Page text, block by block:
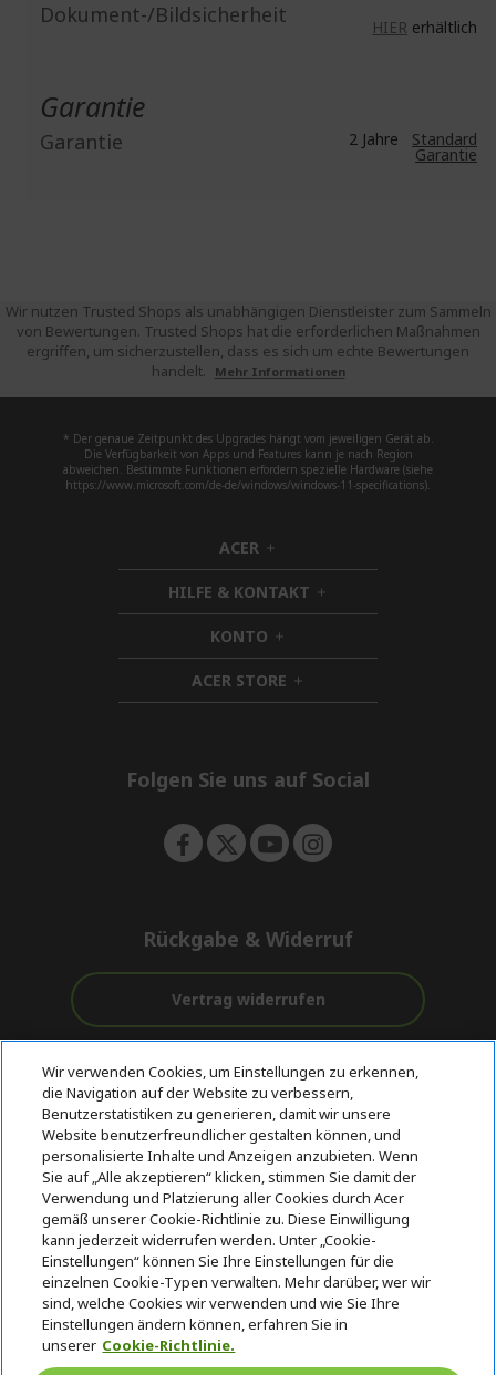
Dokument-/Bildsicherheit HIER erhältlich
Garantie
Garantie 2 Jahre Standard
Garantie
Wir nutzen Trusted Shops als unabhängigen Dienstleister zum Sammeln
von Bewertungen. Trusted Shops hat die erforderlichen Maßnahmen
ergriffen, um sicherzustellen, dass es sich um echte Bewertungen
handelt.
Mehr Informationen
* Der genaue Zeitpunkt des Upgrades hängt vom jeweiligen Gerät ab.
Die Verfügbarkeit von Apps und Features kann je nach Region
abweichen. Bestimmte Funktionen erfordern spezielle Hardware (siehe
https://www.microsoft.com/de-de/windows/windows-11-specifications).
ACER h
i
d
d
e
n
HILFE & KONTAKT h
i
d
n
KONTO h
i
d
d
ACER STORE h
i
e
Folgen Sie uns auf Social
Rückgabe & Widerruf
Vertrag widerrufen
Kostenloser
Versand
vor und nach
dem Kauf
Zahlung
© 2026 Acer Inc.
CPYou BV ist der autorisierte Wiederverkäufer und Händler der
Produkte und Dienstleistungen, die in diesem Shop angeboten
werden.
Wir verwenden Cookies, um Einstellungen zu erkennen,
die Navigation auf der Website zu verbessern,
Benutzerstatistiken zu generieren, damit wir unsere
Website benutzerfreundlicher gestalten können, und
personalisierte Inhalte und Anzeigen anzubieten. Wenn
Sie auf „Alle akzeptieren“ klicken, stimmen Sie damit der
Verwendung und Platzierung aller Cookies durch Acer
gemäß unserer Cookie-Richtlinie zu. Diese Einwilligung
kann jederzeit widerrufen werden. Unter „Cookie-
Einstellungen“ können Sie Ihre Einstellungen für die
einzelnen Cookie-Typen verwalten. Mehr darüber, wer wir
sind, welche Cookies wir verwenden und wie Sie Ihre
Einstellungen ändern können, erfahren Sie in
unserer Cookie-Richtlinie.